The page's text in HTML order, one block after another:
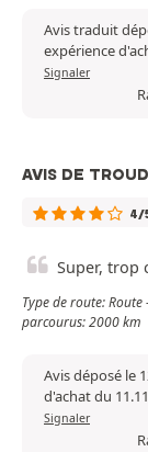
Avis traduit
expérience
Signaler
AVIS DE
4/
Super, trop
Type de route:
parcourus: 2000 km
Avis déposé le
d'achat du
Signaler